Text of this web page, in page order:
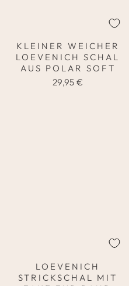
KLEINER WEICHER
LOEVENICH SCHAL
AUS POLAR SOFT
29,95 €
LOEVENICH
STRICKSCHAL MIT